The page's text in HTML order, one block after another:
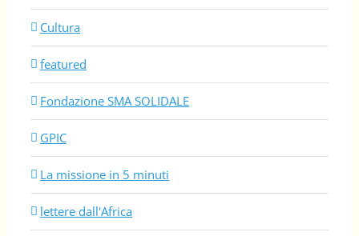
Cultura
featured
Fondazione SMA SOLIDALE
GPIC
La missione in 5 minuti
lettere dall'Africa